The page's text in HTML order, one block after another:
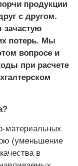
продукции
с другом.
зачастую
потерь. Мы
вопросе и
при расчете
материальных
(уменьшение
в